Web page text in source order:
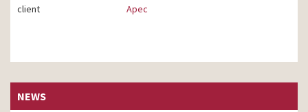
client Apec
NEWS